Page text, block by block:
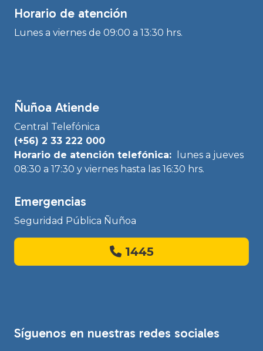
Horario de atención
Lunes a viernes de 09:00 a 13:30 hrs.
Ñuñoa Atiende
Central Telefónica
(+56) 2 33 222 000
Horario de atención telefónica:
lunes a jueves
08:30 a 17:30 y viernes hasta las 16:30 hrs.
Emergencias
Seguridad Pública Ñuñoa
1445
Síguenos en nuestras redes sociales